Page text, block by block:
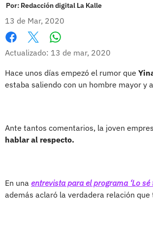
Por: Redacción digital La Kalle
13 de Mar, 2020
Facebook
X
Actualizado: 13 de mar, 2020
Hace unos días empezó el rumor que
estaba saliendo con un hombre mayor y
Ante tantos comentarios, la joven
hablar al respecto.
En una entrevista para el programa ‘Lo sé
además aclaró la verdadera relación que